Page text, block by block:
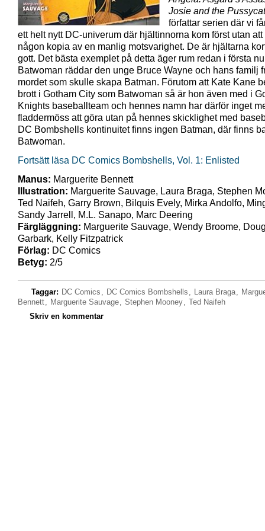
Josie and the
författar serien där vi
ett helt nytt DC-univerum där hjältinnorna kom först utan att
någon kopia av en manlig motsvarighet. De är hjältarna
gott. Det bästa exemplet på detta äger rum redan i första
Batwoman räddar den unge Bruce Wayne och hans familj
mordet som skulle skapa Batman. Förutom att Kate Kane
brott i Gotham City som Batwoman så är hon även med i
Knights baseballteam och hennes namn har därför inget
fladdermöss att göra utan på hennes skicklighet med
DC Bombshells kontinuitet finns ingen Batman, där finns
Batwoman.
Fortsätt läsa DC Comics Bombshells, Vol. 1: Enlisted
Manus: Marguerite Bennett
Illustration: Marguerite Sauvage, Laura Braga, Stephen
Ted Naifeh, Garry Brown, Bilquis Evely, Mirka Andolfo,
Sandy Jarrell, M.L. Sanapo, Marc Deering
Färgläggning: Marguerite Sauvage, Wendy Broome,
Garbark, Kelly Fitzpatrick
Förlag: DC Comics
Betyg: 2/5
Taggar: DC Comics , DC Comics Bombshells , Laura Braga,
Bennett, Marguerite Sauvage, Stephen Mooney, Ted Naifeh
Skriv en kommentar